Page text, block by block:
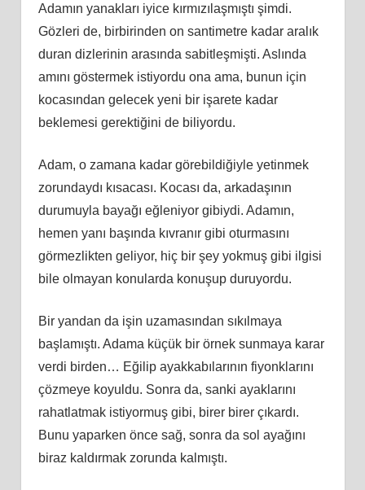
Adamın yanakları iyice kırmızılaşmıştı şimdi.
Gözleri de, birbirinden on santimetre kadar aralık
duran dizlerinin arasında sabitleşmişti. Aslında
amını göstermek istiyordu ona ama, bunun için
kocasından gelecek yeni bir işarete kadar
beklemesi gerektiğini de biliyordu.
Adam, o zamana kadar görebildiğiyle yetinmek
zorundaydı kısacası. Kocası da, arkadaşının
durumuyla bayağı eğleniyor gibiydi. Adamın,
hemen yanı başında kıvranır gibi oturmasını
görmezlikten geliyor, hiç bir şey yokmuş gibi ilgisi
bile olmayan konularda konuşup duruyordu.
Bir yandan da işin uzamasından sıkılmaya
başlamıştı. Adama küçük bir örnek sunmaya karar
verdi birden… Eğilip ayakkabılarının fiyonklarını
çözmeye koyuldu. Sonra da, sanki ayaklarını
rahatlatmak istiyormuş gibi, birer birer çıkardı.
Bunu yaparken önce sağ, sonra da sol ayağını
biraz kaldırmak zorunda kalmıştı.